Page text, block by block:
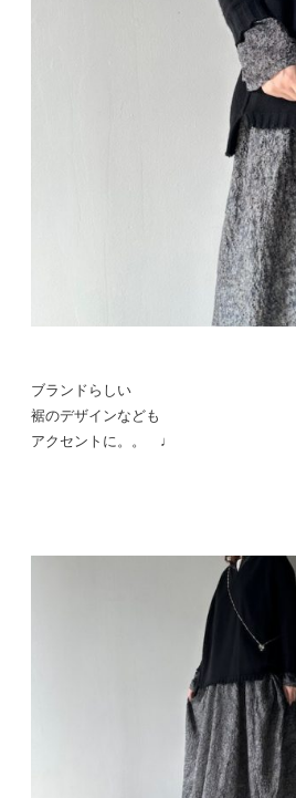
ブランドらしい
裾のデザインなども
アクセントに。。 ♩